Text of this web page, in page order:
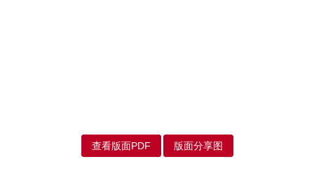
查看版面PDF 版面分享图